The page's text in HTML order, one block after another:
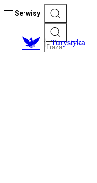
Serwisy
Turystyka